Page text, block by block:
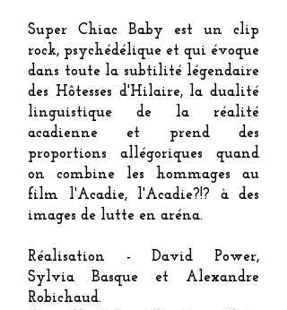
Super Chiac Baby est un clip
rock, psychédélique et qui évoque
dans toute la subtilité légendaire
des Hôtesses d'Hilaire, la dualité
linguistique de la réalité
acadienne et prend des
proportions allégoriques quand
on combine les hommages au
film l'Acadie, l'Acadie?!? à des
images de lutte en aréna.
Réalisation - David Power,
Sylvia Basque et Alexandre
Robichaud.